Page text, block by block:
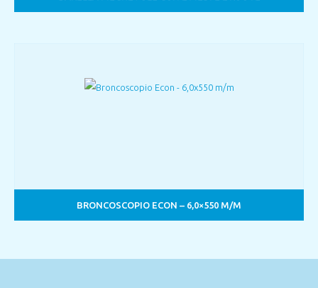
BRONCOSCOPIO ECON – 6,0×550 M/M